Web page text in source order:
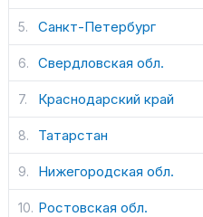
Санкт-Петербург
Свердловская обл.
Краснодарский край
Татарстан
Нижегородская обл.
Ростовская обл.